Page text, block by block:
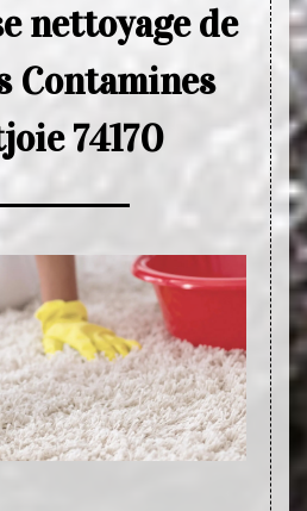
nettoyage de
Contamines
74170